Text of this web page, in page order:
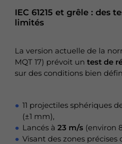
IEC 61215 et grêle : des
limités
La version actuelle de la
MQT 17) prévoit un test de
sur des conditions bien
11 projectiles sphériques
(±1 mm),
Lancés à 23 m/s (environ
Visant des zones